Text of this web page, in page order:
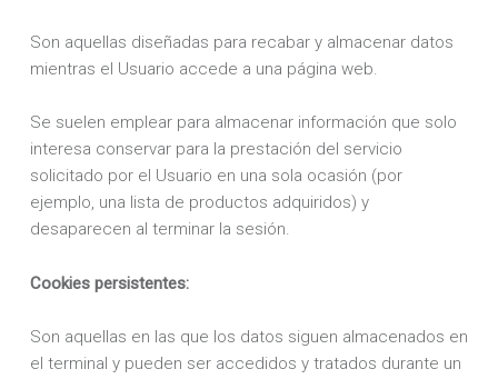
Son aquellas diseñadas para recabar y almacenar datos
mientras el Usuario accede a una página web.
Se suelen emplear para almacenar información que solo
interesa conservar para la prestación del servicio
solicitado por el Usuario en una sola ocasión (por
ejemplo, una lista de productos adquiridos) y
desaparecen al terminar la sesión.
Cookies persistentes:
Son aquellas en las que los datos siguen almacenados en
el terminal y pueden ser accedidos y tratados durante un